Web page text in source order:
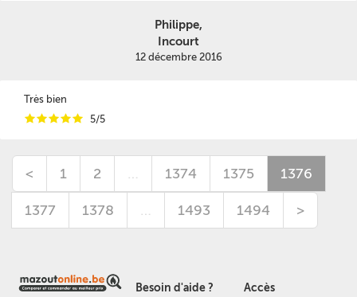
Philippe,
Incourt
12 décembre 2016
Très bien
iiiii 5/5
< 1 2 … 1374 1375 1376
1377 1378 … 1493 1494 >
Besoin d'aide ? Accès